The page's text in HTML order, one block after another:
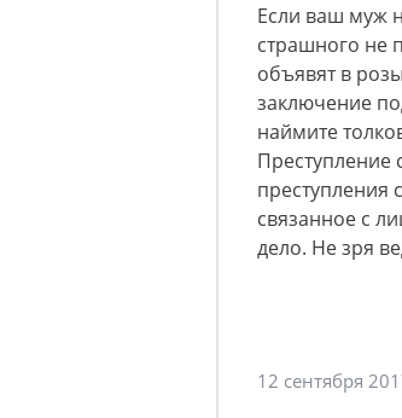
Если ваш муж
страшного не
объявят в
заключение
наймите
Преступление
преступления
связанное с
дело. Не зря
12 сентября